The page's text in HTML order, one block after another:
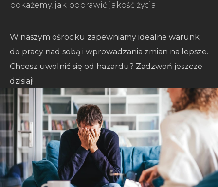
pokażemy, jak poprawić jakość życia.
W naszym ośrodku zapewniamy idealne warunki
do pracy nad sobą i wprowadzania zmian na lepsze.
Chcesz uwolnić się od hazardu? Zadzwoń jeszcze
dzisiaj!